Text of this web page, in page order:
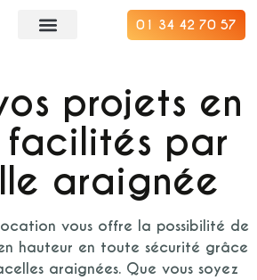
01 34 42 70 57
projets en
facilités par
araignée
vous offre la possibilité de
hauteur en toute sécurité grâce
araignées. Que vous soyez